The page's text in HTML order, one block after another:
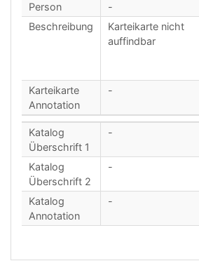
Person
-
Beschreibung
Karteikarte nicht
auffindbar
Karteikarte
Annotation
-
Katalog
Überschrift 1
-
Katalog
Überschrift 2
-
Katalog
Annotation
-